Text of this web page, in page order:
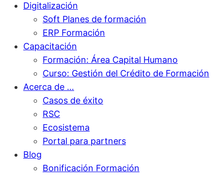
Digitalización
Soft Planes de formación
ERP Formación
Capacitación
Formación: Área Capital Humano
Curso: Gestión del Crédito de Formación
Acerca de …
Casos de éxito
RSC
Ecosistema
Portal para partners
Blog
Bonificación Formación